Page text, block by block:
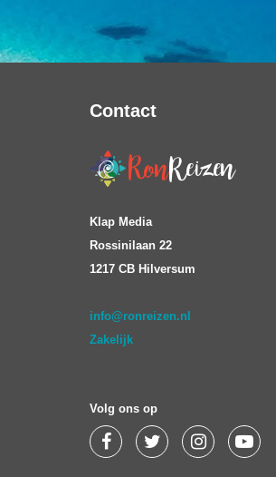
Contact
Klap Media
Rossinilaan 22
1217 CB Hilversum
info@ronreizen.nl
Zakelijk
Volg ons op